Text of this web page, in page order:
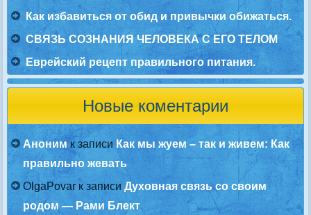
Как избавиться от обид и привычки обижаться.
СВЯЗЬ СОЗНАНИЯ ЧЕЛОВЕКА С ЕГО ТЕЛОМ
Еврейский рецепт правильного питания.
Новые коментарии
Анонимк записиКак мы жуем – так и живем: Как
правильно жевать
OlgaPovar к записиДуховная связь со своим
родом — Рами Блект